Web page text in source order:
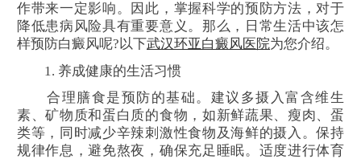
作带来一定影响。因此，掌握科学的预防方法，对于
降低患病风险具有重要意义。那么，日常生活中该怎
样预防白癜风呢?以下武汉环亚白癜风医院为您介绍。
1. 养成健康的生活习惯
合理膳食是预防的基础。建议多摄入富含维生
素、矿物质和蛋白质的食物，如新鲜蔬果、瘦肉、蛋
类等，同时减少辛辣刺激性食物及海鲜的摄入。保持
规律作息，避免熬夜，确保充足睡眠。适度进行体育